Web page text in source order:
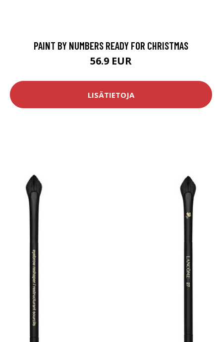
PAINT BY NUMBERS READY FOR CHRISTMAS
56.9 EUR
LISÄTIETOJA